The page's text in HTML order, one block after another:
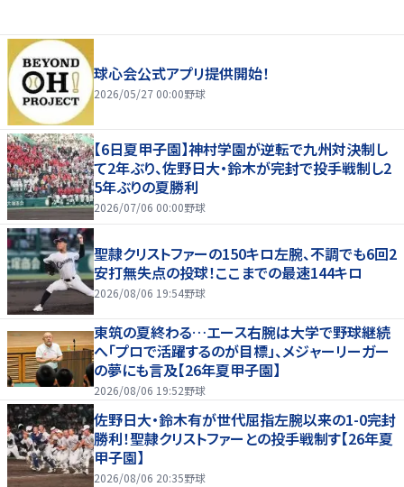
球心会公式アプリ提供開始！
2026/05/27 00:00野球
【6日夏甲子園】神村学園が逆転で九州対決制し
て2年ぶり、佐野日大・鈴木が完封で投手戦制し2
5年ぶりの夏勝利
2026/07/06 00:00野球
聖隷クリストファーの150キロ左腕、不調でも6回2
安打無失点の投球！ここまでの最速144キロ
2026/08/06 19:54野球
東筑の夏終わる…エース右腕は大学で野球継続
へ「プロで活躍するのが目標」、メジャーリーガー
の夢にも言及【26年夏甲子園】
2026/08/06 19:52野球
佐野日大・鈴木有が世代屈指左腕以来の1-0完封
勝利！聖隷クリストファーとの投手戦制す【26年夏
甲子園】
2026/08/06 20:35野球